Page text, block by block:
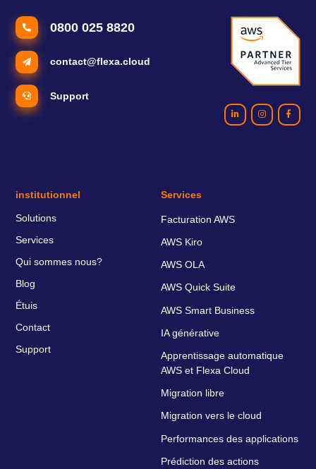
0800 025 8820
contact@flexa.cloud
Support
institutionnel
Solutions
Services
Qui sommes nous?
Blog
Étuis
Contact
Support
Services
Facturation AWS
AWS Kiro
AWS OLA
AWS Quick Suite
AWS Smart Business
IA générative
Apprentissage automatique
AWS et Flexa Cloud
Migration libre
Migration vers le cloud
Performances des applications
Prédiction des actions